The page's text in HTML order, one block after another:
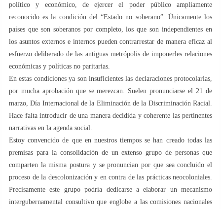
político y económico, de ejercer el poder público ampliamente
reconocido es la condición del “Estado no soberano”. Únicamente los
países que son soberanos por completo, los que son independientes en
los asuntos externos e internos pueden contrarrestar de manera eficaz al
esfuerzo deliberado de las antiguas metrópolis de imponerles relaciones
económicas y políticas no paritarias.
En estas condiciones ya son insuficientes las declaraciones protocolarias,
por mucha aprobación que se merezcan. Suelen pronunciarse el 21 de
marzo, Día Internacional de la Eliminación de la Discriminación Racial.
Hace falta introducir de una manera decidida y coherente las pertinentes
narrativas en la agenda social.
Estoy convencido de que en nuestros tiempos se han creado todas las
premisas para la consolidación de un extenso grupo de personas que
comparten la misma postura y se pronuncian por que sea concluido el
proceso de la descolonización y en contra de las prácticas neocoloniales.
Precisamente este grupo podría dedicarse a elaborar un mecanismo
intergubernamental consultivo que englobe a las comisiones nacionales